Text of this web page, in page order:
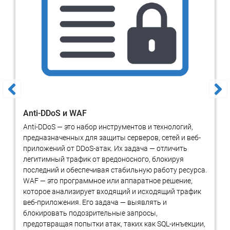
принципы, такие какполезность, спрос и предложение,
Оценка интеллектуальной собственности является
одним из важных аспектов бизнеса, особенно для
компаний, занимающихся инновациями и разработкой
стоимость объекта интеллектуальной собственности
оценки рыночной позиции. Но эта процедура не всегда
является простой и может потребовать привлечения
профессионалов.
Для оценки собирают информацию о рынке, об уровне спроса
и предложения для конкретного решения, оценка общего
экономического положения и наличие аналогов на рынке.
Полученная информация помогает выбрать
будет использоваться специалистами для оценки объектов
Anti-DDoS и WAF
Anti-DDoS — это набор инструментов и технологий,
предназначенных для защиты серверов, сетей и веб-
приложений от DDoS-атак. Их задача — отличить
легитимный трафик от вредоносного, блокируя
последний и обеспечивая стабильную работу ресурса.
WAF — это программное или аппаратное решение,
которое анализирует входящий и исходящий трафик
веб-приложения. Его задача — выявлять и
блокировать подозрительные запросы,
предотвращая попытки атак, таких как SQL-инъекции,